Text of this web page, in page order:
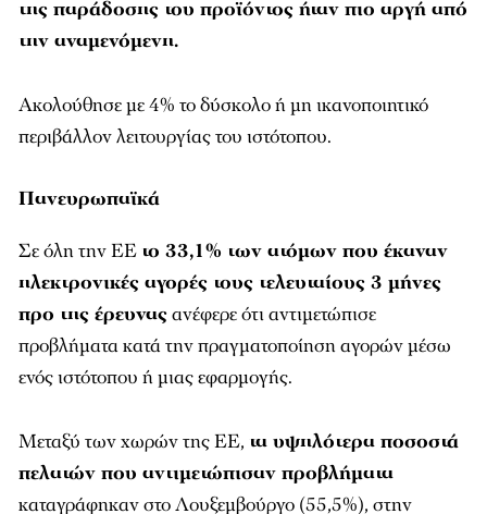
της παράδοσης του προϊόντος ήταν πιο αργή από
την αναμενόμενη.
Ακολούθησε με 4% το δύσκολο ή μη ικανοποιητικό
περιβάλλον λειτουργίας του ιστότοπου.
Πανευρωπαϊκά
Σε όλη την ΕΕ το 33,1% των ατόμων που έκαναν
ηλεκτρονικές αγορές τους τελευταίους 3 μήνες
προ της έρευναςανέφερε ότι αντιμετώπισε
προβλήματα κατά την πραγματοποίηση αγορών μέσω
ενός ιστότοπου ή μιας εφαρμογής.
Μεταξύ των χωρών της ΕΕ, τα υψηλότερα ποσοστά
πελατών που αντιμετώπισαν προβλήματα
καταγράφηκαν στο Λουξεμβούργο (55,5%), στην